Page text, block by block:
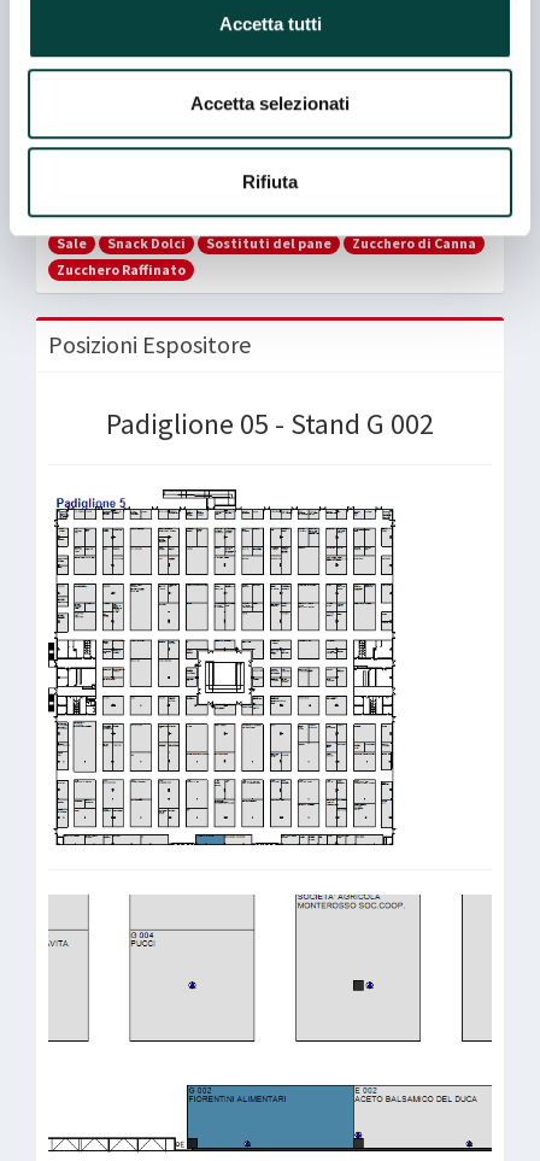
Accetta tutti
Accetta selezionati
Rifiuta
Cereali, Farine Dietetiche Infanzia
Crackers
Dolcificanti artificiali
Dolcificanti naturali
Estrusi
Preparati e semilavorati per bevande
Preparati e semilavorati per dolci, pasticceria e gelateria
Preparati e semilavorati vegetali
Preparati e semilavoratia base di carne
Salatini Assortiti
Sale
Snack Dolci Sostituti del pane
Zucchero di Canna
Zucchero Raffinato
Posizioni Espositore
Padiglione 05 - Stand G 002